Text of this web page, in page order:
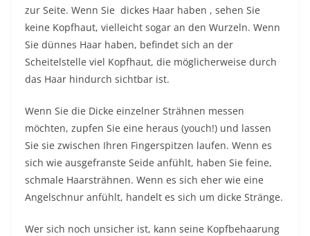
zur Seite. Wenn Sie dickes Haar haben , sehen Sie
keine Kopfhaut, vielleicht sogar an den Wurzeln. Wenn
Sie dünnes Haar haben, befindet sich an der
Scheitelstelle viel Kopfhaut, die möglicherweise durch
das Haar hindurch sichtbar ist.
Wenn Sie die Dicke einzelner Strähnen messen
möchten, zupfen Sie eine heraus (youch!) und lassen
Sie sie zwischen Ihren Fingerspitzen laufen. Wenn es
sich wie ausgefranste Seide anfühlt, haben Sie feine,
schmale Haarsträhnen. Wenn es sich eher wie eine
Angelschnur anfühlt, handelt es sich um dicke Stränge.
Wer sich noch unsicher ist, kann seine Kopfbehaarung